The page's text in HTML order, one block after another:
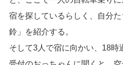
宿を探しているらしく、自分
鈴」を紹介する。
そして3人で宿に向かい、18時